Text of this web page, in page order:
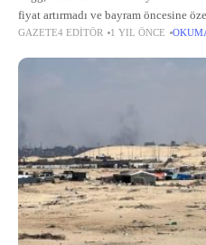
fiyat artırmadı ve bayram öncesine
katladı.
GAZETE4 EDITÖR 1 YIL ÖNCE